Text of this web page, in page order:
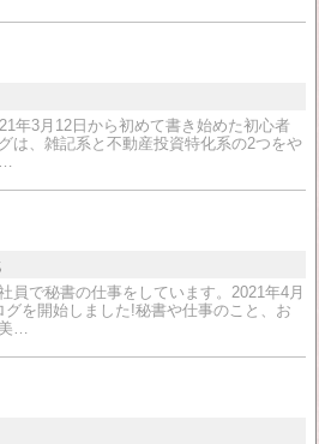
年3月12日から初めて書き始めた初心者
は、雑記系と不動産投資特化系の2つをや
員で秘書の仕事をしています。2021年4月
グを開始しました!秘書や仕事のこと、お
…